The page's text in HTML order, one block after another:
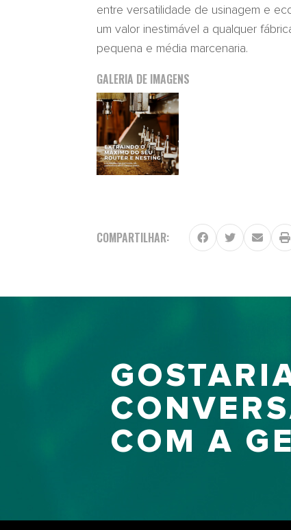
entre versatilidade de usinagem e
um valor inestimável a qualquer
pequena e média marcenaria.
GALERIA DE IMAGENS
COMPARTILHAR:
COM A